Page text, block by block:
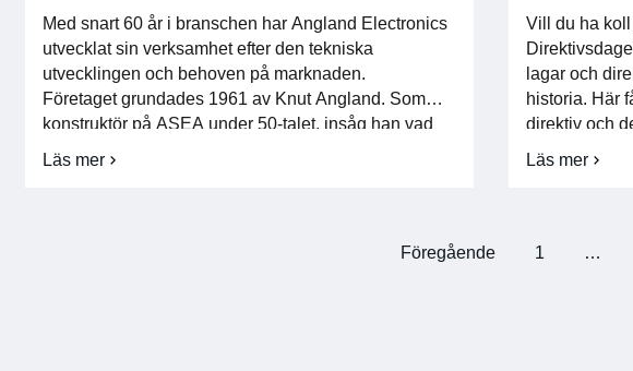
Med snart 60 år i branschen har Angland Electronics
utvecklat sin verksamhet efter den tekniska
utvecklingen och behoven på marknaden.
Företaget grundades 1961 av Knut Angland. Som
konstruktör på ASEA under 50-talet, insåg han vad
transistorn skulle komma att betyda för elektroniken
Läs mer
om
Vill du ha koll
lagar och
historia. Här
direktiv och
Läs mer
om
Föregående 1 …